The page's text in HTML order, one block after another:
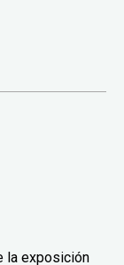
la exposición